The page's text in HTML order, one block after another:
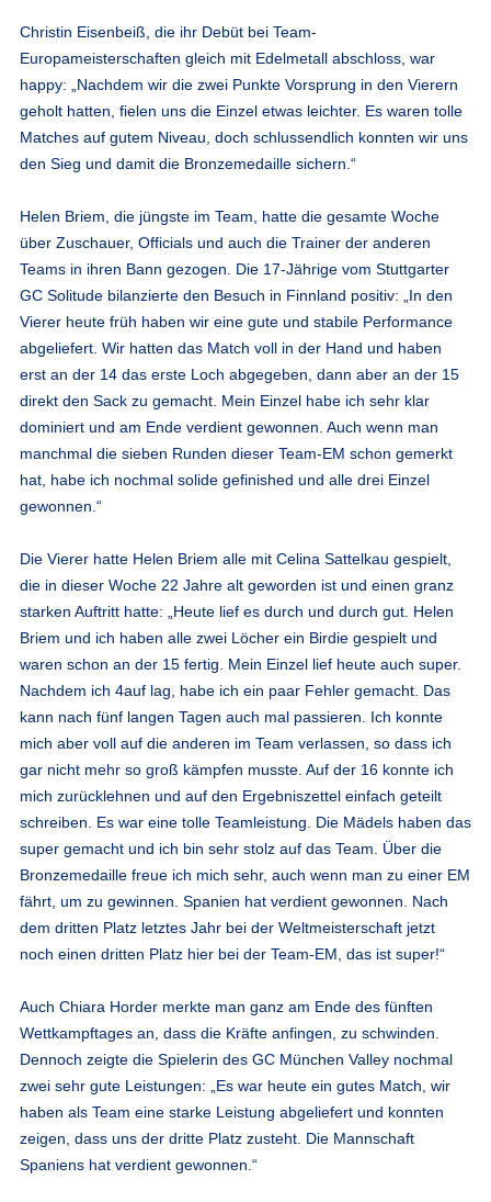
Christin Eisenbeiß , die ihr Debüt bei Team-
Europameisterschaften gleich mit Edelmetall abschloss, war
happy: „Nachdem wir die zwei Punkte Vorsprung in den Vierern
geholt hatten, fielen uns die Einzel etwas leichter. Es waren tolle
Matches auf gutem Niveau, doch schlussendlich konnten wir uns
den Sieg und damit die Bronzemedaille sichern.“
Helen Briem , die jüngste im Team, hatte die gesamte Woche
über Zuschauer, Officials und auch die Trainer der anderen
Teams in ihren Bann gezogen. Die 17-Jährige vom Stuttgarter
GC Solitude bilanzierte den Besuch in Finnland positiv: „In den
Vierer heute früh haben wir eine gute und stabile Performance
abgeliefert. Wir hatten das Match voll in der Hand und haben
erst an der 14 das erste Loch abgegeben, dann aber an der 15
direkt den Sack zu gemacht. Mein Einzel habe ich sehr klar
dominiert und am Ende verdient gewonnen. Auch wenn man
manchmal die sieben Runden dieser Team-EM schon gemerkt
hat, habe ich nochmal solide gefinished und alle drei Einzel
gewonnen.“
Die Vierer hatte Helen Briem alle mit Celina Sattelkau gespielt,
die in dieser Woche 22 Jahre alt geworden ist und einen granz
starken Auftritt hatte: „Heute lief es durch und durch gut. Helen
Briem und ich haben alle zwei Löcher ein Birdie gespielt und
waren schon an der 15 fertig. Mein Einzel lief heute auch super.
Nachdem ich 4auf lag, habe ich ein paar Fehler gemacht. Das
kann nach fünf langen Tagen auch mal passieren. Ich konnte
mich aber voll auf die anderen im Team verlassen, so dass ich
gar nicht mehr so groß kämpfen musste. Auf der 16 konnte ich
mich zurücklehnen und auf den Ergebniszettel einfach geteilt
schreiben. Es war eine tolle Teamleistung. Die Mädels haben das
super gemacht und ich bin sehr stolz auf das Team. Über die
Bronzemedaille freue ich mich sehr, auch wenn man zu einer EM
fährt, um zu gewinnen. Spanien hat verdient gewonnen. Nach
dem dritten Platz letztes Jahr bei der Weltmeisterschaft jetzt
noch einen dritten Platz hier bei der Team-EM, das ist super!“
Auch Chiara Hordermerkte man ganz am Ende des fünften
Wettkampftages an, dass die Kräfte anfingen, zu schwinden.
Dennoch zeigte die Spielerin des GC München Valley nochmal
zwei sehr gute Leistungen: „Es war heute ein gutes Match, wir
haben als Team eine starke Leistung abgeliefert und konnten
zeigen, dass uns der dritte Platz zusteht. Die Mannschaft
Spaniens hat verdient gewonnen.“